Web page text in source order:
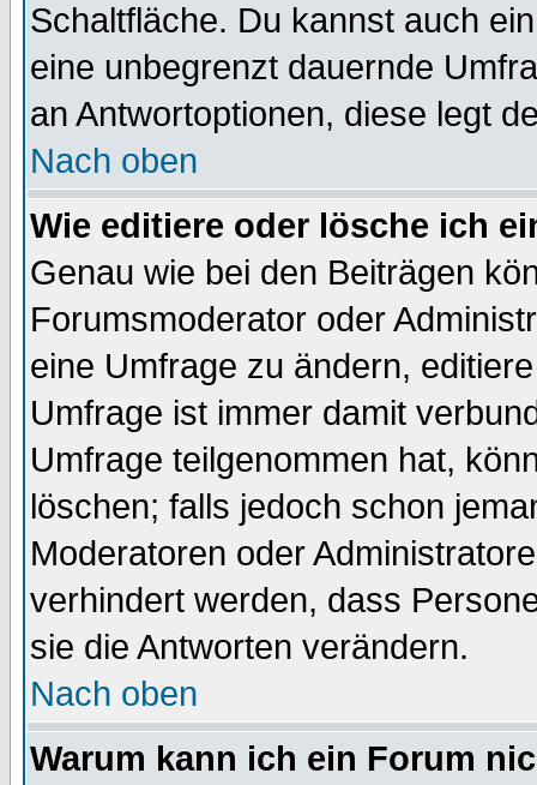
Schaltfläche. Du kannst auch
eine unbegrenzt dauernde
an Antwortoptionen, diese legt
Nach oben
Wie editiere oder lösche ich
Genau wie bei den Beiträgen
Forumsmoderator oder
eine Umfrage zu ändern,
Umfrage ist immer damit
Umfrage teilgenommen hat,
löschen; falls jedoch schon
Moderatoren oder
verhindert werden, dass
sie die Antworten verändern.
Nach oben
Warum kann ich ein Forum